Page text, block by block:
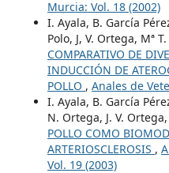
Murcia: Vol. 18 (2002)
I. Ayala, B. García
Polo, J, V. Ortega, Mª
COMPARATIVO DE
INDUCCIÓN DE
POLLO , Anales de
I. Ayala, B. García
N. Ortega, J. V.
POLLO COMO
ARTERIOSCLEROSIS ,
Vol. 19 (2003)